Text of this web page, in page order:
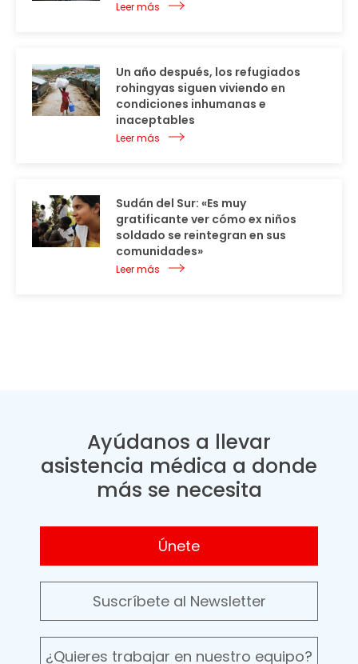
Leer más
Un año después, los refugiados
rohingyas siguen viviendo en
condiciones inhumanas e
inaceptables
Leer más
Sudán del Sur: «Es muy
gratificante ver cómo ex niños
soldado se reintegran en sus
comunidades»
Leer más
Ayúdanos a llevar
asistencia médica a donde
más se necesita
Únete
Suscríbete al Newsletter
¿Quieres trabajar en nuestro equipo?